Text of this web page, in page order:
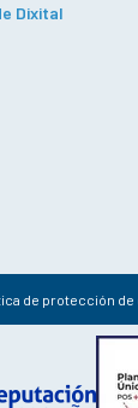
Dixital
de protección de